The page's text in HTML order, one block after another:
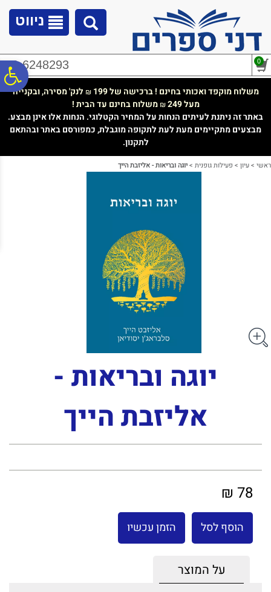
נגישות
ניווט
02-6248293 0
משלוח מוקפד ואכותי בחינם ! ברכישה של 199 ₪ לנק' מסירה, ובקנייה
מעל 249
₪משלוח בחינם עד הבית !
באתר זה ניתנת לעיתים הנחות על המחיר הקטלוגי. הנחות אלו אינן מבצע.
מבצעים מתקיימים מעת לעת לתקופה מוגבלת, כמפורסם באתר ובהתאם
לתקנון.
ראשי >עיון > פעילות גופנית >יוגה ובריאות - אליזבת הייך
יוגה ובריאות -
אליזבת הייך
78 ₪
הוסף לסל הזמן עכשיו
על המוצר